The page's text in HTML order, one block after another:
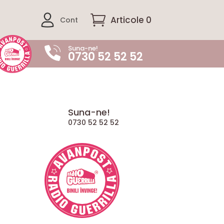
Cont Articole 0
Suna-ne!
0730 52 52 52
Suna-ne!
0730 52 52 52